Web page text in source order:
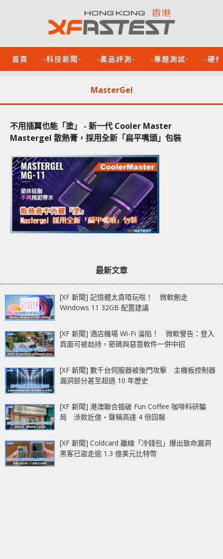
首頁 -科技新聞- -產品評測- -專題測試- -硬
MasterGel
不用插翼也能「塗」 - 新一代 Cooler Master
Mastergel 散熱膏，採用全新「扁平嘴頭」包裝
最新文章
[XF 新聞] 記憶體太貴唔玩啦！ 微軟刪走
Windows 11 32GB 配置建議
[XF 新聞] 酒店機場 Wi-Fi 淪陷！ 微軟警告：登入
頁面可被劫持，密碼與惡意軟件一併中招
[XF 新聞] 數千台伺服器被後門攻擊 主機板控制器
漏洞部分甚至超過 10 年歷史
[XF 新聞] 港澳聯合搗破 Fun Coffee 咖啡科研騙
局 涉款近億‧聲稱高達 4 倍回報
[XF 新聞] Coldcard 離線「冷錢包」爆出致命漏洞
黑客已盜走逾 1.3 億美元比特幣